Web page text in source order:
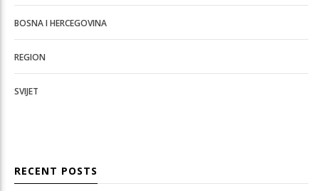
BOSNA I HERCEGOVINA
REGION
SVIJET
RECENT POSTS